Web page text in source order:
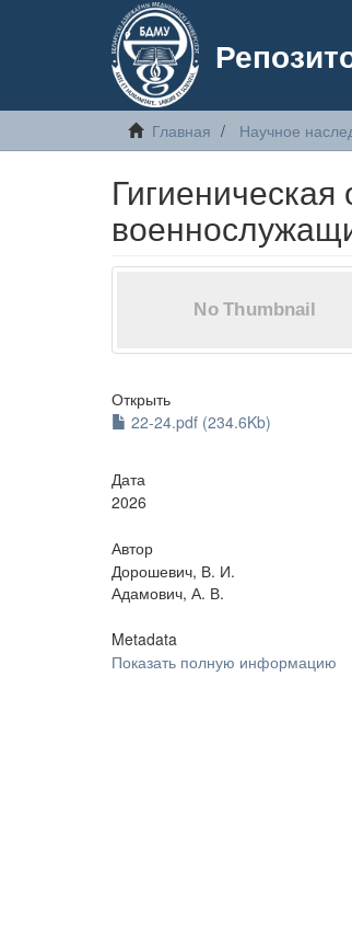
Главная Научное
Открыть
22-24.pdf (234.6Kb)
Дата
2026
Автор
Дорошевич, В. И.
Адамович, А. В.
Metadata
Показать полную информацию